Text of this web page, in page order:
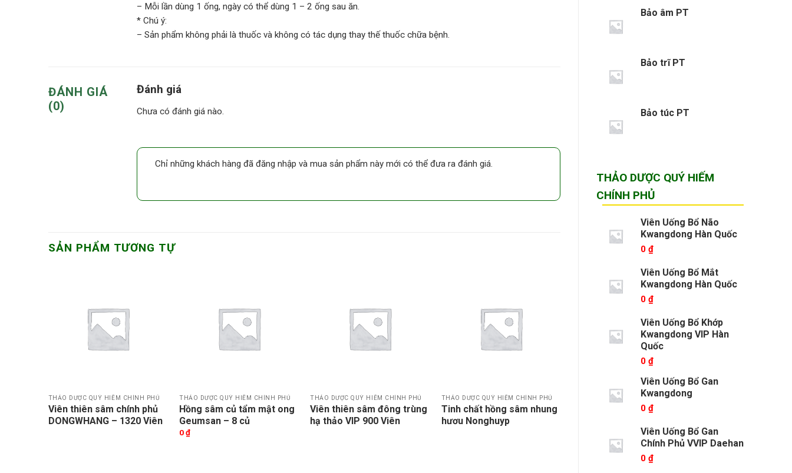
Bảo âm PT
Bảo trĩ PT
Bảo túc PT
THẢO DƯỢC QUÝ HIẾM
CHÍNH PHỦ
Viên Uống Bổ Não
Kwangdong Hàn Quốc
0 ₫
Viên Uống Bổ Mắt
Kwangdong Hàn Quốc
0 ₫
Viên Uống Bổ Khớp
Kwangdong VIP Hàn
Quốc
0 ₫
Viên Uống Bổ Gan
Kwangdong
0 ₫
Viên Uống Bổ Gan
Chính Phủ VVIP Daehan
0 ₫
– Mỗi lần dùng 1 ống, ngày có thể dùng 1 – 2 ống sau ăn.
* Chú ý:
– Sản phẩm không phải là thuốc và không có tác dụng thay thế thuốc chữa bệnh.
ĐÁNH GIÁ
(0)
Đánh giá
Chưa có đánh giá nào.
Chỉ những khách hàng đã đăng nhập và mua sản phẩm này mới có thể đưa ra đánh giá.
SẢN PHẨM TƯƠNG TỰ
THẢO DƯỢC QUÝ HIẾM CHÍNH PHỦ
Viên thiên sâm chính phủ
DONGWHANG – 1320 Viên
THẢO DƯỢC QUÝ HIẾM CHÍNH PHỦ
Hồng sâm củ tẩm mật ong
Geumsan – 8 củ
0₫
THẢO DƯỢC QUÝ HIẾM CHÍNH PHỦ
Viên thiên sâm đông trùng
hạ thảo VIP 900 Viên
THẢO DƯỢC QUÝ HIẾM CHÍNH PHỦ
Tinh chất hồng sâm nhung
hươu Nonghuyp